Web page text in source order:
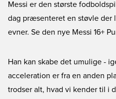
Messi er den største
dag præsenteret en støvle der
evner. Se den nye Messi 16+
Han kan skabe det umulige -
acceleration er fra en anden
trodser alt, hvad vi kender til i